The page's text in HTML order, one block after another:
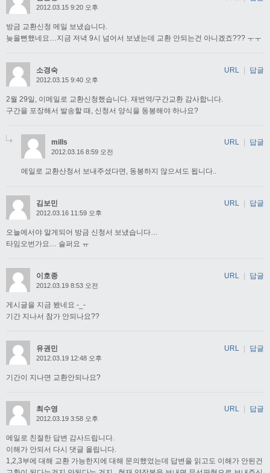
2012.03.15 9:20 오후
방금 교환신청 메일 보냈습니다.
늦을뻔했네요…지금 저녁 9시 넘어서 보냈는데 교환 안되는건 아니겠죠??? ㅜㅜ
소경숙
2012.03.15 9:40 오후
2월 29일, 이메일로 교환신청했습니다. 재번역/구간교환 감사합니다.
구간을 포장해서 발송할 때, 신청서 양식을 동봉해야 하나요?
URL | 답글
mills
2012.03.16 8:59 오전
메일로 교환산청서 보내주셨다면, 동봉하지 않으셔도 됩니다..
URL 답글
김보민
2012.03.16 11:59 오후
오늘에서야 알게되어 방금 신청서 보냈습니다…
타임오번가요… 슬퍼요 ㅠ
URL 답글
이호종
2012.03.19 8:53 오전
게시글을 지금 봤네요 -_-
기간 지나서 참가 안되나요??
URL | 답글
유권민
2012.03.19 12:48 오후
기간이 지나면 교환안되나요?
URL | 답글
최수영
2012.03.19 3:58 오후
메일로 친절한 답변 감사드립니다.
이해가 안되서 다시 댓글 올립니다.
1,2,3부에 대해 교환 가능한지에 대해 문의했었는데 답변을 읽고도 이해가 안된건
URL 답글